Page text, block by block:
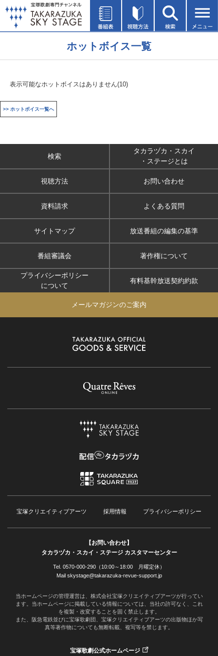
ホットボイス一覧
表示可能なホットボイスはありません(10)
>> ホットボイス一覧へ
検索
タカラヅカ・スカイ
・ステージとは
視聴方法 お問い合わせ
資料請求 よくある質問
サイトマップ 放送番組の編集の基準
番組審議会 著作権について
プライバシーポリシー
について
有料基幹放送契約約款
メールマガジンのご案内
宝塚クリエイティブアーツ 採用情報 プライバシーポリシー
【お問い合わせ】
タカラヅカ・スカイ・ステージ カスタマーセンター
Tel. 0570-000-290（10:00～18:00 月曜定休）
Mail skystage@takarazuka-revue-support.jp
当ホームページの管理運営は、株式会社宝塚クリエイティブアーツが行ってい
ます。当ホームページに掲載している情報については、当社の許可なく、これ
を複製・改変することを固く禁止します。
また、阪急電鉄並びに宝塚歌劇団、宝塚クリエイティブアーツの出版物ほか写
真等著作物についても無断転載、複写等を禁じます。
宝塚歌劇公式ホームページ